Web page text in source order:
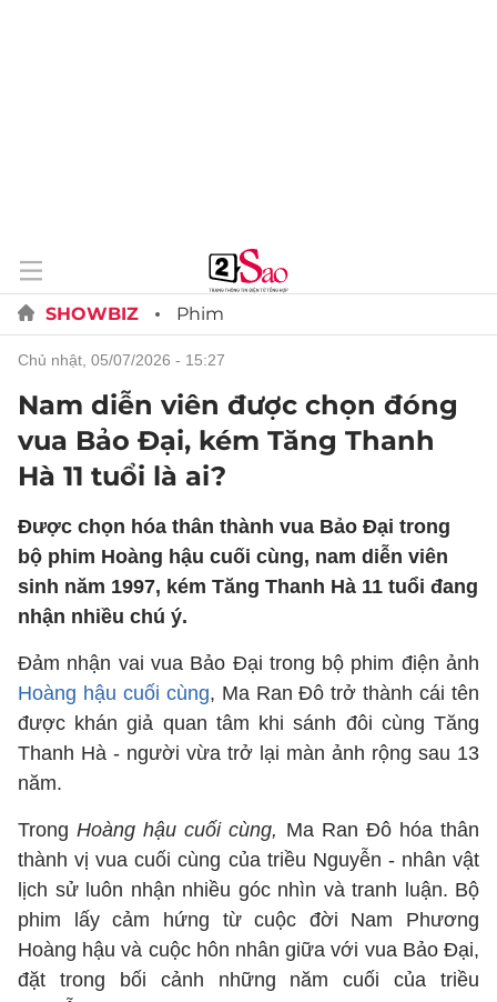
SHOWBIZ Phim
chủ nhật, 05/07/2026 - 15:27
Nam diễn viên được chọn đóng
vua Bảo Đại, kém Tăng Thanh
Hà 11 tuổi là ai?
Được chọn hóa thân thành vua Bảo Đại trong
bộ phim Hoàng hậu cuối cùng, nam diễn viên
sinh năm 1997, kém Tăng Thanh Hà 11 tuổi đang
nhận nhiều chú ý.
Đảm nhận vai vua Bảo Đại trong bộ phim điện ảnh
Hoàng hậu cuối cùng, Ma Ran Đô trở thành cái tên
được khán giả quan tâm khi sánh đôi cùng Tăng
Thanh Hà - người vừa trở lại màn ảnh rộng sau 13
năm.
TrongHoàng hậu cuối cùng, Ma Ran Đô hóa thân
thành vị vua cuối cùng của triều Nguyễn - nhân vật
lịch sử luôn nhận nhiều góc nhìn và tranh luận. Bộ
phim lấy cảm hứng từ cuộc đời Nam Phương
Hoàng hậu và cuộc hôn nhân giữa với vua Bảo Đại,
đặt trong bối cảnh những năm cuối của triều